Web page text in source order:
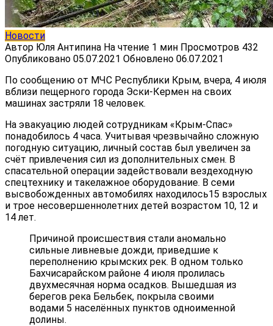
Новости
Автор Юля Антипина На чтение 1 мин Просмотров 432
Опубликовано 05.07.2021 Обновлено 06.07.2021
По сообщению от МЧС Республики Крым, вчера, 4 июля
вблизи пещерного города Эски-Кермен на своих
машинах застряли 18 человек.
На эвакуацию людей сотрудникам «Крым-Спас»
понадобилось 4 часа. Учитывая чрезвычайно сложную
погодную ситуацию, личный состав был увеличен за
счёт привлечения сил из дополнительных смен. В
спасательной операции задействовали вездеходную
спецтехнику и такелажное оборудование. В семи
высвобожденных автомобилях находилось15 взрослых
и трое несовершеннолетних детей возрастом 10, 12 и
14 лет.
Причиной происшествия стали аномально
сильные ливневые дожди, приведшие к
переполнению крымских рек. В одном только
Бахчисарайском районе 4 июля пролилась
двухмесячная норма осадков. Вышедшая из
берегов река Бельбек, покрыла своими
водами 5 населённых пунктов одноименной
долины.